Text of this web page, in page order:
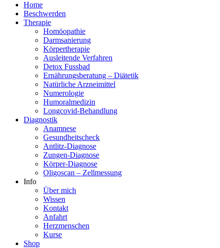
Home
Beschwerden
Therapie
Homöopathie
Darmsanierung
Körpertherapie
Ausleitende Verfahren
Detox Fussbad
Ernährungsberatung – Diätetik
Natürliche Arzneimittel
Numerologie
Humoralmedizin
Longcovid-Behandlung
Diagnostik
Anamnese
Gesundheitscheck
Antlitz-Diagnose
Zungen-Diagnose
Körper-Diagnose
Oligoscan – Zellmessung
Info
Über mich
Wissen
Kontakt
Anfahrt
Herzmenschen
Kurse
Shop